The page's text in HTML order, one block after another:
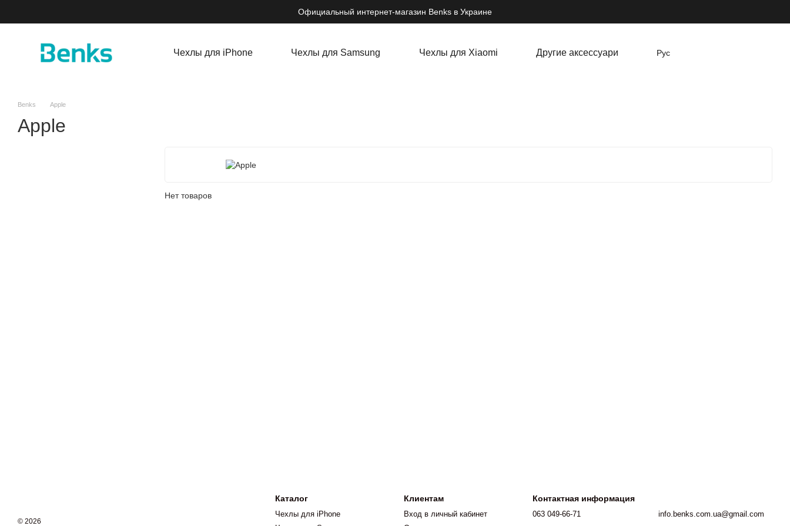
Официальный интернет-магазин Benks в Украине
Чехлы для iPhone Чехлы для Samsung Чехлы для Xiaomi Другие аксессуари Рус
Benks Apple
Apple
Нет товаров
© 2026
Каталог
Чехлы для iPhone
Клиентам
Вход в личный кабинет
Контактная информация
063 049-66-71 info.benks.com.ua@gmail.com